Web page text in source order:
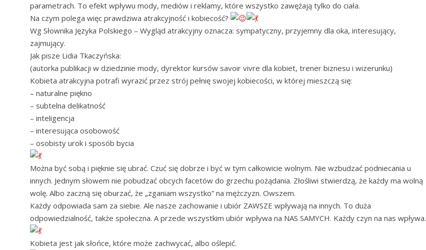
parametrach. To efekt wpływu mody, mediów i reklamy, które wszystko zawężają tylko do ciała.
Na czym polega więc prawdziwa atrakcyjność i kobiecość?
Wg Słownika Języka Polskiego – Wygląd atrakcyjny oznacza: sympatyczny, przyjemny dla oka, interesujący,
zajmujący.
Jak pisze Lidia Tkaczyńska:
(autorka publikacji w dziedzinie mody, dyrektor kursów savoir vivre dla kobiet, trener biznesu i wizerunku)
Kobieta atrakcyjna potrafi wyrazić przez strój pełnię swojej kobiecości, w której mieszczą się:
– naturalne piękno
– subtelna delikatność
– inteligencja
– interesująca osobowość
– osobisty urok i sposób bycia
Można być sobą i pięknie się ubrać. Czuć się dobrze i być w tym całkowicie wolnym. Nie wzbudzać podniecania u
innych. Jednym słowem nie pobudzać obcych facetów do grzechu pożądania. Złośliwi stwierdzą, że każdy ma wolną
wolę. Albo zaczną się oburzać, że „zganiam wszystko” na mężczyzn. Owszem.
Każdy odpowiada sam za siebie. Ale nasze zachowanie i ubiór ZAWSZE wpływają na innych. To duża
odpowiedzialność, także społeczna. A przede wszystkim ubiór wpływa na NAS SAMYCH. Każdy czyn na nas wpływa.
Kobieta jest jak słońce, które może zachwycać, albo oślepić.